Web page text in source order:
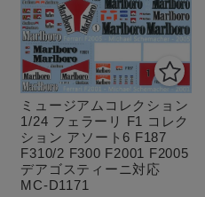
ミュージアムコレクション
1/24 フェラーリ F1 コレク
ション アソート6 F187
F310/2 F300 F2001 F2005
デアゴスティーニ対応
MC-D1171